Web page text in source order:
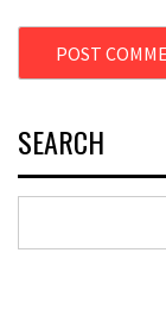
SEARCH